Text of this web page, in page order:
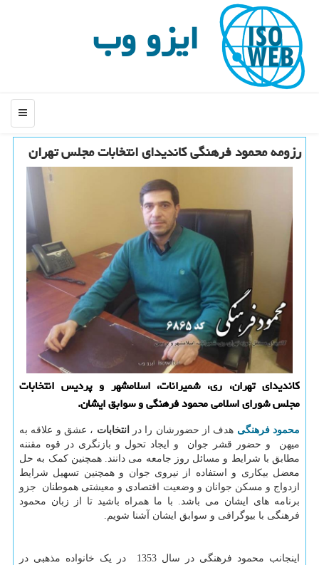
ایزو وب
منو
رزومه محمود فرهنگی كاندیدای انتخابات مجلس تهران
كاندیدای تهران، ری، شمیرانات، اسلامشهر و پردیس انتخابات
مجلس شورای اسلامی محمود فرهنگی و سوابق ایشان.
محمود فرهنگی هدف از حضورشان را در انتخابات ، عشق و علاقه به
میهن و حضور قشر جوان و ایجاد تحول و بازنگری در قوه مقننه
مطابق با شرایط و مسائل روز جامعه می دانند. همچنین کمک به حل
معضل بیکاری و استفاده از نیروی جوان و همچنین تسهیل شرایط
ازدواج و مسکن جوانان و وضعیت اقتصادی و معیشتی هموطنان جزو
برنامه های ایشان می باشد. با ما همراه باشید تا از زبان محمود
فرهنگی با بیوگرافی و سوابق ایشان آشنا شویم.
اینجانب محمود فرهنگی در سال 1353 در یک خانواده مذهبی در